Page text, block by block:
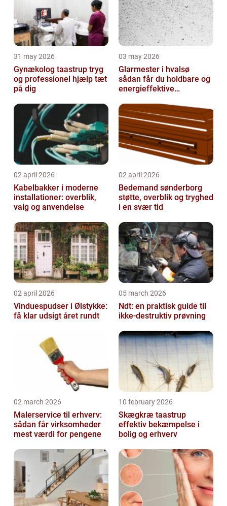
31 may 2026
Gynækolog taastrup tryg
og professionel hjælp tæt
på dig
03 may 2026
Glarmester i hvalsø
sådan får du holdbare og
energieffektive
02 april 2026
Kabelbakker i moderne
installationer: overblik,
valg og anvendelse
02 april 2026
Bedemand sønderborg
støtte, overblik og tryghed
i en svær tid
02 april 2026
Vinduespudser i Ølstykke:
få klar udsigt året rundt
05 march 2026
Ndt: en praktisk guide til
ikke-destruktiv prøvning
02 march 2026
Malerservice til erhverv:
sådan får virksomheder
mest værdi for pengene
10 february 2026
Skægkræ taastrup
effektiv bekæmpelse i
bolig og erhverv